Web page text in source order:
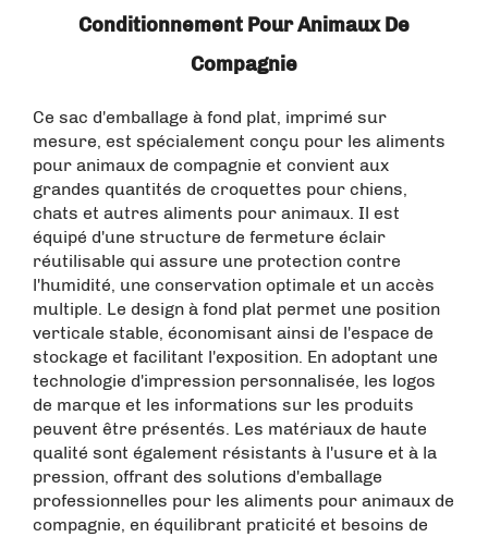
Conditionnement Pour Animaux De
Compagnie
Ce sac d'emballage à fond plat, imprimé sur
mesure, est spécialement conçu pour les aliments
pour animaux de compagnie et convient aux
grandes quantités de croquettes pour chiens,
chats et autres aliments pour animaux. Il est
équipé d'une structure de fermeture éclair
réutilisable qui assure une protection contre
l'humidité, une conservation optimale et un accès
multiple. Le design à fond plat permet une position
verticale stable, économisant ainsi de l'espace de
stockage et facilitant l'exposition. En adoptant une
technologie d'impression personnalisée, les logos
de marque et les informations sur les produits
peuvent être présentés. Les matériaux de haute
qualité sont également résistants à l'usure et à la
pression, offrant des solutions d'emballage
professionnelles pour les aliments pour animaux de
compagnie, en équilibrant praticité et besoins de